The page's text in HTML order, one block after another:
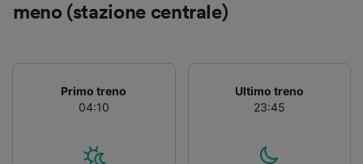
meno (stazione centrale)
Primo treno
04:10
Ultimo treno
23:45